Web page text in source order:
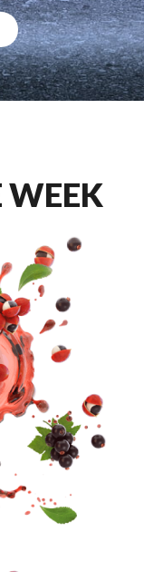
WEEK